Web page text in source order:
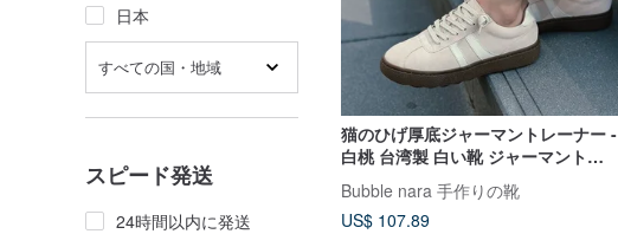
日本
すべての国・地域
スピード発送
24時間以内に発送
猫のひげ厚底ジャーマントレーナー -
白桃 台湾製 白い靴 ジャーマントレ
ーナー 防水シューズ
Bubble nara 手作りの靴
US$ 107.89